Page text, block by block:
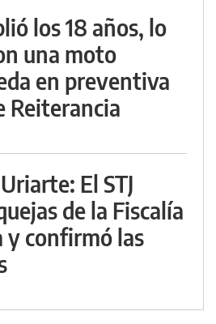
los 18 años, lo
una moto
en preventiva
Reiterancia
El STJ
de la Fiscalía
y confirmó las